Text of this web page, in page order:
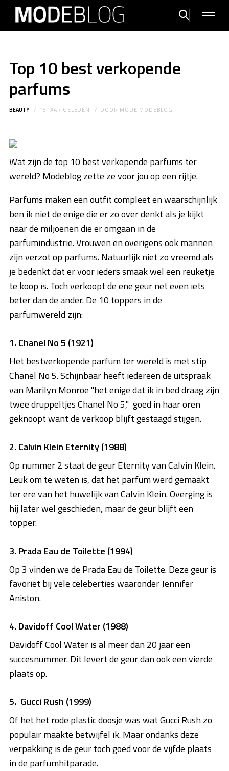
Top 10 best verkopende
parfums
BEAUTY 16 JAAR GELEDEN DOOR MODE MODEBLOG
Wat zijn de top 10 best verkopende parfums ter
wereld? Modeblog zette ze voor jou op een rijtje.
Parfums maken een outfit compleet en waarschijnlijk
ben ik niet de enige die er zo over denkt als je kijkt
naar de miljoenen die er omgaan in de
parfumindustrie. Vrouwen en overigens ook mannen
zijn verzot op parfums. Natuurlijk niet zo vreemd als
je bedenkt dat er voor ieders smaak wel een reuketje
te koop is. Toch verkoopt de ene geur net even iets
beter dan de ander. De 10 toppers in de
parfumwereld zijn:
1. Chanel No 5 (1921)
Het bestverkopende parfum ter wereld is met stip
Chanel No 5. Schijnbaar heeft iedereen de uitspraak
van Marilyn Monroe "het enige dat ik in bed draag zijn
twee druppeltjes Chanel No 5," goed in haar oren
geknoopt want de verkoop blijft gestaagd stijgen.
2. Calvin Klein Eternity (1988)
Op nummer 2 staat de geur Eternity van Calvin Klein.
Leuk om te weten is, dat het parfum werd gemaakt
ter ere van het huwelijk van Calvin Klein. Overging is
hij later wel geschieden, maar de geur blijft een
topper.
3. Prada Eau de Toilette (1994)
Op 3 vinden we de Prada Eau de Toilette. Deze geur is
favoriet bij vele celeberties waaronder Jennifer
Aniston.
4. Davidoff Cool Water (1988)
Davidoff Cool Water is al meer dan 20 jaar een
succesnummer. Dit levert de geur dan ook een vierde
plaats op.
5. Gucci Rush (1999)
Of het het rode plastic doosje was wat Gucci Rush zo
populair maakte betwijfel ik. Maar ondanks deze
verpakking is de geur toch goed voor de vijfde plaats
in de parfumhitparade.